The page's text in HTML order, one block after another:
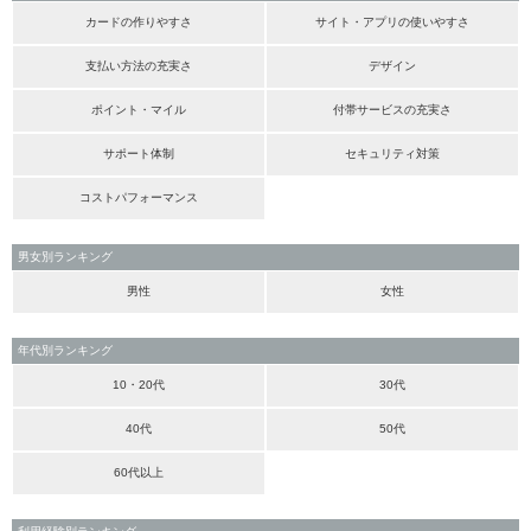
カードの作りやすさ サイト・アプリの使いやすさ
支払い方法の充実さ デザイン
ポイント・マイル 付帯サービスの充実さ
サポート体制 セキュリティ対策
コストパフォーマンス
男女別ランキング
男性 女性
年代別ランキング
10・20代 30代
40代 50代
60代以上